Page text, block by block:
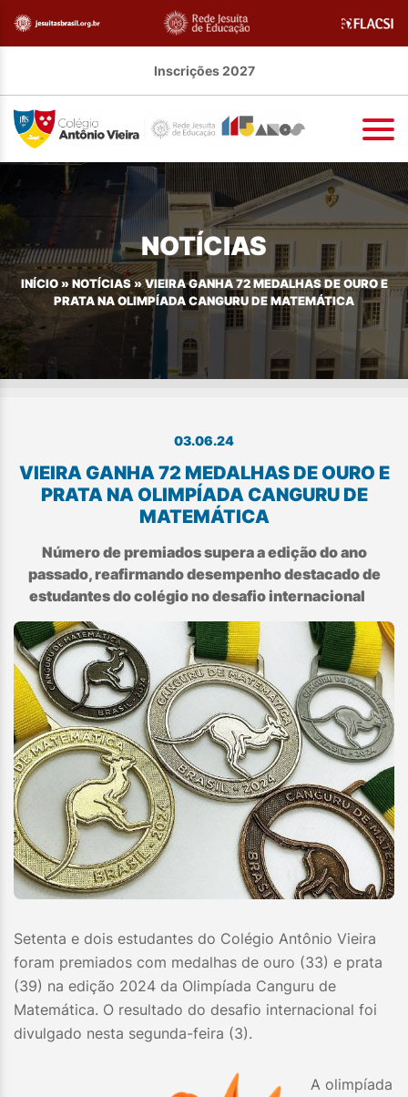
Inscrições 2027
NOTÍCIAS
INÍCIO» NOTÍCIAS»VIEIRA GANHA 72 MEDALHAS DE OURO E
PRATA NA OLIMPÍADA CANGURU DE MATEMÁTICA​
03.06.24
VIEIRA GANHA 72 MEDALHAS DE OURO E
PRATA NA OLIMPÍADA CANGURU DE
MATEMÁTICA​
Número de premiados supera a edição do ano
passado, reafirmando desempenho destacado de
estudantes do colégio no desafio internacional​
Setenta e dois estudantes do Colégio Antônio Vieira
foram premiados com medalhas de ouro (33) e prata
(39) na edição 2024 da Olimpíada Canguru de
Matemática. O resultado do desafio internacional foi
divulgado nesta segunda-feira (3).
A olimpíada